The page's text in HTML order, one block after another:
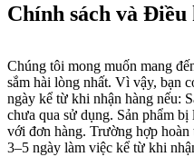
Chính sách và Điều
Chúng tôi mong muốn mang
sắm hài lòng nhất. Vì vậy, bạn
ngày kể từ khi nhận hàng nếu:
chưa qua sử dụng. Sản phẩm
với đơn hàng. Trường hợp
3–5 ngày làm việc kể từ khi